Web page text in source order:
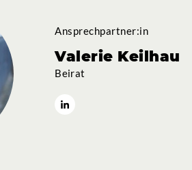
Ansprechpartner:in
Valerie Keilhau
Beirat